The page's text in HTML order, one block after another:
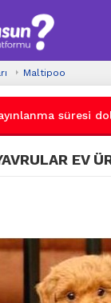
Maltipoo
süresi
EV